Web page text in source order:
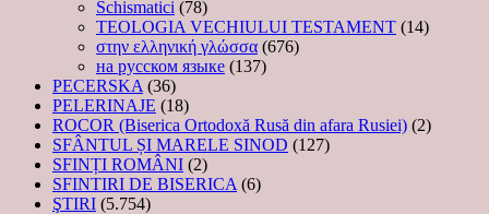
Schismatici (78)
TEOLOGIA VECHIULUI TESTAMENT (14)
στην ελληνική γλώσσα (676)
на русском языке (137)
PECERSKA (36)
PELERINAJE (18)
ROCOR (Biserica Ortodoxă Rusă din afara Rusiei) (2)
SFÂNTUL ȘI MARELE SINOD (127)
SFINȚI ROMÂNI (2)
SFINTIRI DE BISERICA (6)
ŞTIRI (5.754)